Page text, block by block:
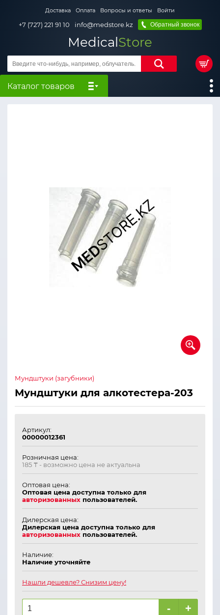
Доставка Оплата Вопросы и ответы Войти
+7 (727) 221 91 10 info@medstore.kz Обратный звонок
MedicalStore
Каталог товаров
Мундштуки (загубники)
Мундштуки для алкотестера-203
Артикул:
00000012361
Розничная цена:
185 ₸ - возможно цена не актуальна
Оптовая цена:
Оптовая цена доступна только для
авторизованных пользователей.
Дилерская цена:
Дилерская цена доступна только для
авторизованных пользователей.
Наличие:
Наличие уточняйте
Нашли дешевле? Снизим цену!
- +